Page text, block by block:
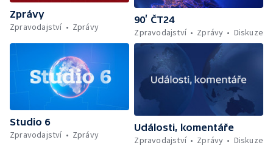
Zprávy
Zpravodajství
Zprávy
90’ ČT24
Zpravodajství
Zprávy Diskuze
Studio 6
Zpravodajství
Zprávy
Události, komentáře
Zpravodajství
Zprávy Diskuze